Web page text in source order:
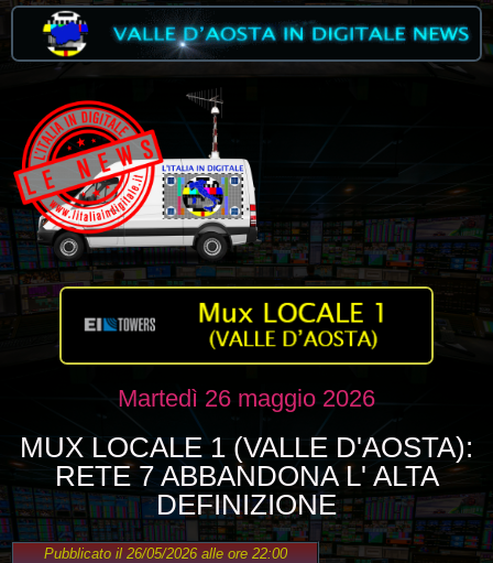
Martedì 26 maggio 2026
MUX LOCALE 1 (VALLE D'AOSTA):
RETE 7 ABBANDONA L' ALTA
DEFINIZIONE
Pubblicato il 26/05/2026 alle ore 22:00